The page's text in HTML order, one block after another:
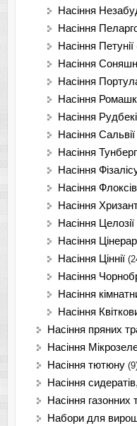
Насіння
Насіння
Насіння Петунії
Насіння
Насіння
Насіння
Насіння
Насіння Сальвії
Насіння
Насіння
Насіння Флоксів
Насіння
Насіння
Насіння
Насіння Ціннії
Насіння
Насіння
Насіння
Насіння пряних
Насіння
Насіння тютюну
Насіння
Насіння газонних
Набори для